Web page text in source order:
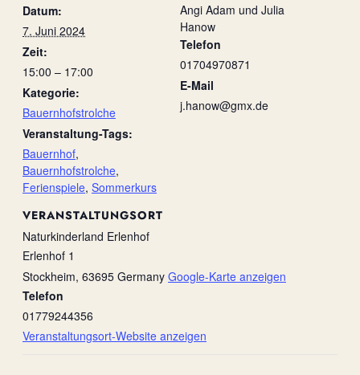
Datum:
7. Juni 2024
Zeit:
15:00 – 17:00
Kategorie:
Bauernhofstrolche
Veranstaltung-Tags:
Bauernhof,
Bauernhofstrolche,
Ferienspiele, Sommerkurs
VERANSTALTUNGSORT
Naturkinderland Erlenhof
Erlenhof 1
Stockheim, 63695 Germany Google-Karte anzeigen
Telefon
01779244356
Veranstaltungsort-Website anzeigen
Angi Adam und Julia
Hanow
Telefon
01704970871
E-Mail
j.hanow@gmx.de